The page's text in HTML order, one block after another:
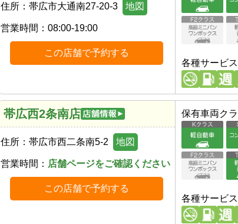
住所： 帯広市大通南27-20-3 地図
営業時間： 08:00-19:00
この店舗で予約する
各種サービス
帯広西2条南店
住所： 帯広市西二条南5-2 地図
営業時間： 店舗ページをご確認ください
この店舗で予約する
保有車両ク
各種サービス